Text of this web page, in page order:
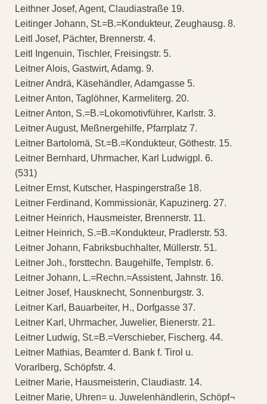
Leithner Josef, Agent, Claudiastraße 19.
Leitinger Johann, St.=B.=Kondukteur, Zeughausg. 8.
Leitl Josef, Pächter, Brennerstr. 4.
Leitl Ingenuin, Tischler, Freisingstr. 5.
Leitner Alois, Gastwirt, Adamg. 9.
Leitner Andrä, Käsehändler, Adamgasse 5.
Leitner Anton, Taglöhner, Karmeliterg. 20.
Leitner Anton, S.=B.=Lokomotivführer, Karlstr. 3.
Leitner August, Meßnergehilfe, Pfarrplatz 7.
Leitner Bartolomä, St.=B.=Kondukteur, Göthestr. 15.
Leitner Bernhard, Uhrmacher, Karl Ludwigpl. 6.
(531)
Leitner Ernst, Kutscher, Haspingerstraße 18.
Leitner Ferdinand, Kommissionär, Kapuzinerg. 27.
Leitner Heinrich, Hausmeister, Brennerstr. 11.
Leitner Heinrich, S.=B.=Kondukteur, Pradlerstr. 53.
Leitner Johann, Fabriksbuchhalter, Müllerstr. 51.
Leitner Joh., forsttechn. Baugehilfe, Templstr. 6.
Leitner Johann, L.=Rechn.=Assistent, Jahnstr. 16.
Leitner Josef, Hausknecht, Sonnenburgstr. 3.
Leitner Karl, Bauarbeiter, H., Dorfgasse 37.
Leitner Karl, Uhrmacher, Juwelier, Bienerstr. 21.
Leitner Ludwig, St.=B.=Verschieber, Fischerg. 44.
Leitner Mathias, Beamter d. Bank f. Tirol u.
Vorarlberg, Schöpfstr. 4.
Leitner Marie, Hausmeisterin, Claudiastr. 14.
Leitner Marie, Uhren= u. Juwelenhändlerin, Schöpf¬